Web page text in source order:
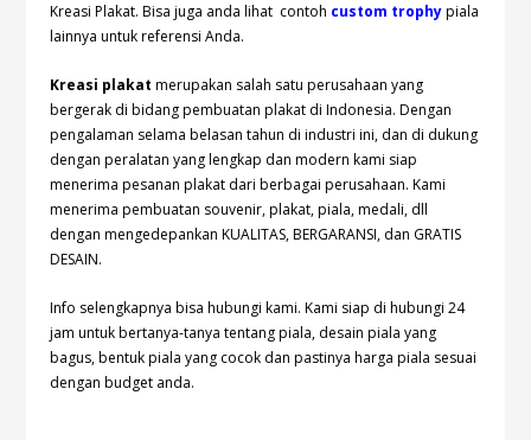
Kreasi Plakat. Bisa juga anda lihat contoh custom trophypiala
lainnya untuk referensi Anda.
Kreasi plakat merupakan salah satu perusahaan yang
bergerak di bidang pembuatan plakat di Indonesia. Dengan
pengalaman selama belasan tahun di industri ini, dan di dukung
dengan peralatan yang lengkap dan modern kami siap
menerima pesanan plakat dari berbagai perusahaan. Kami
menerima pembuatan souvenir, plakat, piala, medali, dll
dengan mengedepankan KUALITAS, BERGARANSI, dan GRATIS
DESAIN.
Info selengkapnya bisa hubungi kami. Kami siap di hubungi 24
jam untuk bertanya-tanya tentang piala, desain piala yang
bagus, bentuk piala yang cocok dan pastinya harga piala sesuai
dengan budget anda.